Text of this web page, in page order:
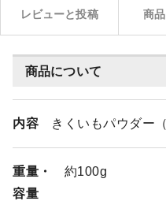
レビューと投稿 商
商品について
内容 きくいもパウダー
重量・
容量
約100g